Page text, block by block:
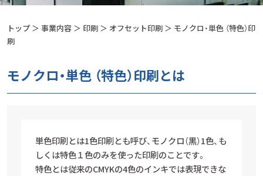
トップ ＞ 事業内容 ＞ 印刷 ＞ オフセット印刷 ＞ モノクロ・単色 （特色）印
刷
モノクロ・単色 （特色）印刷とは
単色印刷とは1色印刷とも呼び、モノクロ（黒）1色、も
しくは特色１色のみを使った印刷のことです。
特色とは従来のCMYKの4色のインキでは表現できな